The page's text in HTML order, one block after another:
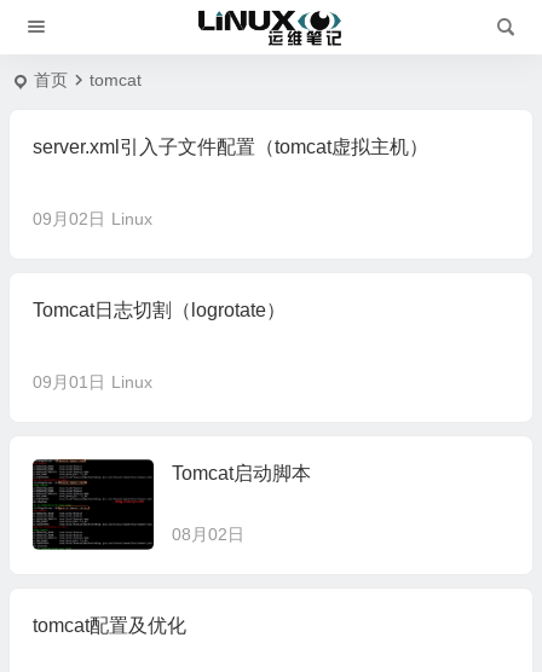
首页 tomcat
server.xml引入子文件配置（tomcat虚拟主机）
09月02日 Linux
Tomcat日志切割（logrotate）
09月01日 Linux
Tomcat启动脚本
08月02日
tomcat配置及优化